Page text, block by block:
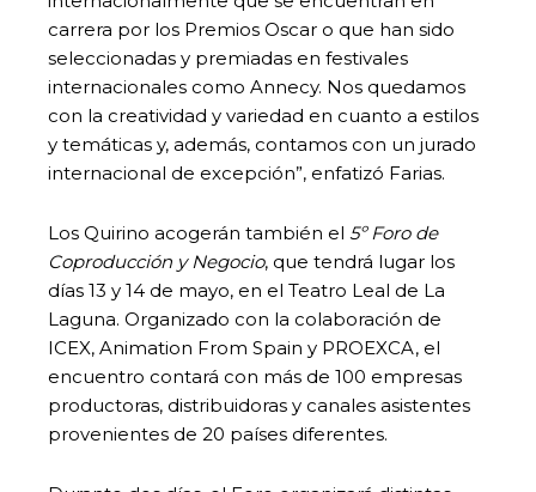
carrera por los Premios Oscar o que han sido
seleccionadas y premiadas en festivales
internacionales como Annecy. Nos quedamos
con la creatividad y variedad en cuanto a estilos
y temáticas y, además, contamos con un jurado
internacional de excepción”, enfatizó Farias.
Los Quirino acogerán también el 5º Foro de
Coproducción y Negocio, que tendrá lugar los
días 13 y 14 de mayo, en el Teatro Leal de La
Laguna. Organizado con la colaboración de
ICEX, Animation From Spain y PROEXCA, el
encuentro contará con más de 100 empresas
productoras, distribuidoras y canales asistentes
provenientes de 20 países diferentes.